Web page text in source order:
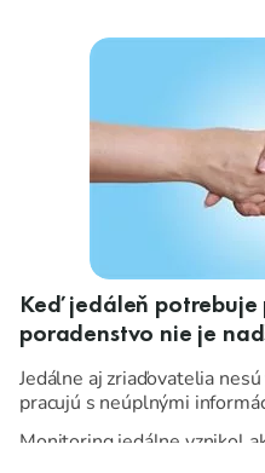
nevzťahuje
Keď jedáleň potrebuje
poradenstvo nie je
nevyhnutnosť
Jedálne aj zriaďovatelia
pracujú s neúplnými
Monitoring jedálne vznikol